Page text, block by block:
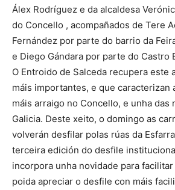
Álex Rodríguez e da alcaldesa
do Concello , acompañados de Tere
Fernández por parte do barrio da
e Diego Gándara por parte do Castro
O Entroido de Salceda recupera este
máis importantes, e que caracterizan
máis arraigo no Concello, e unha das
Galicia. Deste xeito, o domingo as
volverán desfilar polas rúas da
terceira edición do desfile
incorpora unha novidade para
poida apreciar o desfile con máis